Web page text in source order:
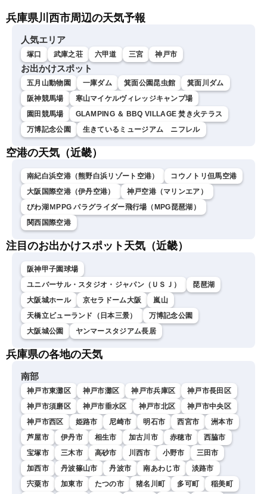
LiVEムーン・駒木結衣／本
兵庫県川西市周辺の天気予報
人気エリア
塚口 武庫之荘 六甲道 三宮 神戸市
お出かけスポット
五月山動物園 一庫ダム 箕面公園昆虫館
箕面川ダム
阪神競馬場
寒山マイケルヴィレッジキャンプ場
園田競馬場
GLAMPING ＆ BBQ VILLAGE 焚き火テラス
万博記念公園
生きているミュージアム ニフレル
空港の天気（近畿）
南紀白浜空港（熊野白浜リゾート空港）
コウノトリ但馬空港
大阪国際空港（伊丹空港）
神戸空港（マリンエア）
びわ湖ＭPPG パラグライダー飛行場（MPG琵琶湖）
関西国際空港
注目のお出かけスポット天気（近畿）
阪神甲子園球場
ユニバーサル・スタジオ・ジャパン（ＵＳＪ）
琵琶湖
大阪城ホール
京セラドーム大阪
嵐山
天橋立ビューランド（日本三景）
万博記念公園
大阪城公園
ヤンマースタジアム長居
兵庫県の各地の天気
南部
神戸市東灘区 神戸市灘区 神戸市兵庫区
神戸市長田区
神戸市須磨区
神戸市垂水区 神戸市北区
神戸市中央区
神戸市西区
姫路市 尼崎市 明石市 西宮市
洲本市
芦屋市
伊丹市 相生市 加古川市 赤穂市
西脇市
宝塚市
三木市 高砂市 川西市 小野市
三田市
加西市
丹波篠山市 丹波市 南あわじ市
淡路市
宍粟市
加東市 たつの市 猪名川町 多可町 稲美町